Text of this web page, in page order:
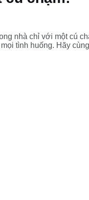
nhà chỉ với một cú
tình huống. Hãy